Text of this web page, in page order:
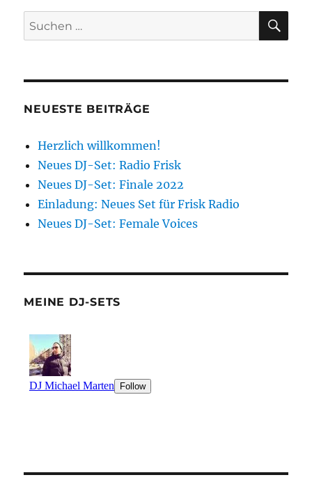
Suchen
nach:
NEUESTE BEITRÄGE
Herzlich willkommen!
Neues DJ-Set: Radio Frisk
Neues DJ-Set: Finale 2022
Einladung: Neues Set für Frisk Radio
Neues DJ-Set: Female Voices
MEINE DJ-SETS